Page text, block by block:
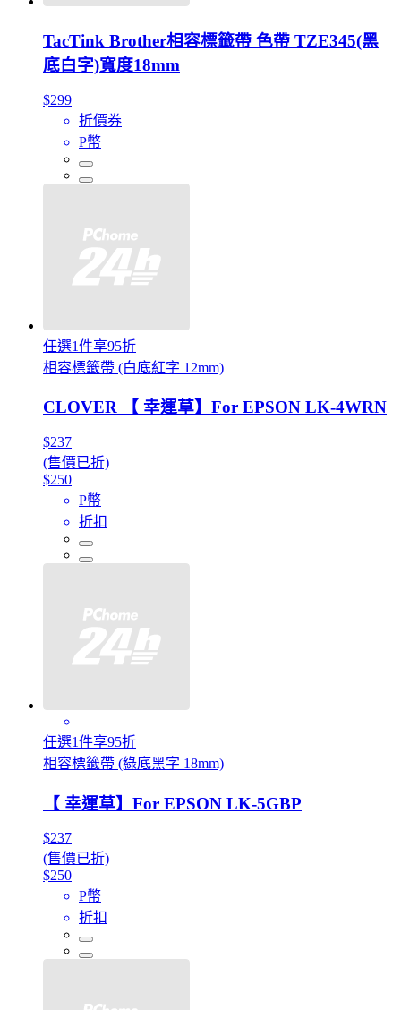
TacTink Brother相容標籤帶 色帶 TZE345(黑
底白字)寬度18mm
$299
折價券
P幣
任選1件享95折
相容標籤帶 (白底紅字 12mm)
CLOVER 【 幸運草】For EPSON LK-4WRN
$237
(售價已折)
$250
P幣
折扣
任選1件享95折
相容標籤帶 (綠底黑字 18mm)
【 幸運草】For EPSON LK-5GBP
$237
(售價已折)
$250
P幣
折扣